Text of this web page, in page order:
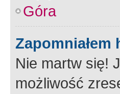
Góra
Zapomniałem
Nie martw się!
możliwość